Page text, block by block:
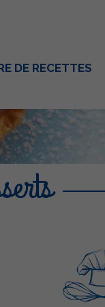
DE RECETTES